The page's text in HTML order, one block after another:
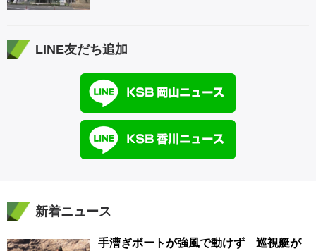
LINE友だち追加
新着ニュース
手漕ぎボートが強風で動けず 巡視艇が